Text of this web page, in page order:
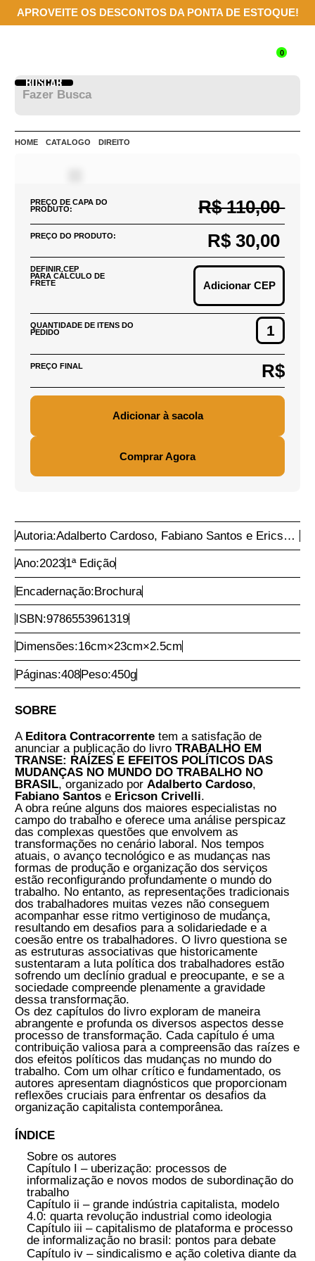
APROVEITE OS DESCONTOS DA PONTA DE ESTOQUE!
0
HOME CATÁLOGO DIREITO
PREÇO DE CAPA DO R$ 110,00
PREÇO DO PRODUTO: R$ 30,00
FRETE Adicionar CEP
QUANTIDADE DE ITENS DO
PREÇO FINAL R$
Autoria:
Ano:20231ª Edição
Encadernação:Brochura
ISBN:9786553961319
Dimensões:16cm×23cm×2.5cm
Páginas:408Peso:450g
SOBRE
AEditora Contracorrentetem a satisfação de
anunciar a publicação do livroTRABALHO EM
TRANSE: RAÍZES E EFEITOS POLÍTICOS DAS
MUDANÇAS NO MUNDO DO TRABALHO NO
BRASIL, organizado porAdalberto Cardoso,
Fabiano SantoseEricson Crivelli.
A obra reúne alguns dos maiores especialistas
no campo do trabalho e oferece uma análise
perspicaz das complexas questões que
envolvem as transformações no cenário
laboral. Nos tempos atuais, o avanço
tecnológico e as mudanças nas formas de
produção e organização dos serviços estão
reconfigurando profundamente o mundo do
trabalho. No entanto, as representações
tradicionais dos trabalhadores muitas vezes
não conseguem acompanhar esse ritmo
vertiginoso de mudança, resultando em
desafios para a solidariedade e a coesão entre
os trabalhadores. O livro questiona se as
estruturas associativas que historicamente
sustentaram a luta política dos trabalhadores
estão sofrendo um declínio gradual e
preocupante, e se a sociedade compreende